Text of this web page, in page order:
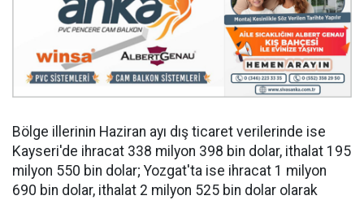
Bölge illerinin Haziran ayı dış ticaret verilerinde ise
Kayseri'de ihracat 338 milyon 398 bin dolar, ithalat 195
milyon 550 bin dolar; Yozgat'ta ise ihracat 1 milyon
690 bin dolar, ithalat 2 milyon 525 bin dolar olarak